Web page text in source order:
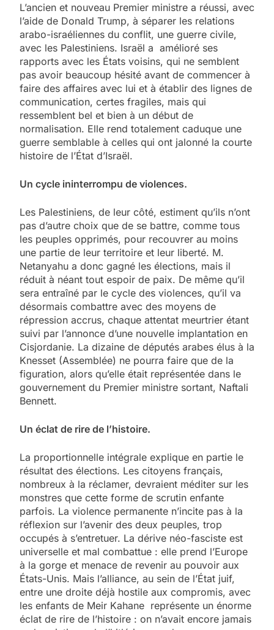
L’ancien et nouveau Premier ministre a réussi, avec
l’aide de Donald Trump, à séparer les relations
arabo-israéliennes du conflit, une guerre civile,
avec les Palestiniens. Israël a amélioré ses
rapports avec les États voisins, qui ne semblent
pas avoir beaucoup hésité avant de commencer à
faire des affaires avec lui et à établir des lignes de
communication, certes fragiles, mais qui
ressemblent bel et bien à un début de
normalisation. Elle rend totalement caduque une
guerre semblable à celles qui ont jalonné la courte
histoire de l’État d’Israël.
Un cycle ininterrompu de violences.
Les Palestiniens, de leur côté, estiment qu’ils n’ont
pas d’autre choix que de se battre, comme tous
les peuples opprimés, pour recouvrer au moins
une partie de leur territoire et leur liberté. M.
Netanyahu a donc gagné les élections, mais il
réduit à néant tout espoir de paix. De même qu’il
sera entraîné par le cycle des violences, qu’il va
désormais combattre avec des moyens de
répression accrus, chaque attentat meurtrier étant
suivi par l’annonce d’une nouvelle implantation en
Cisjordanie. La dizaine de députés arabes élus à la
Knesset (Assemblée) ne pourra faire que de la
figuration, alors qu’elle était représentée dans le
gouvernement du Premier ministre sortant, Naftali
Bennett.
Un éclat de rire de l’histoire.
La proportionnelle intégrale explique en partie le
résultat des élections. Les citoyens français,
nombreux à la réclamer, devraient méditer sur les
monstres que cette forme de scrutin enfante
parfois. La violence permanente n’incite pas à la
réflexion sur l’avenir des deux peuples, trop
occupés à s’entretuer. La dérive néo-fasciste est
universelle et mal combattue : elle prend l’Europe
à la gorge et menace de revenir au pouvoir aux
États-Unis. Mais l’alliance, au sein de l’État juif,
entre une droite déjà hostile aux compromis, avec
les enfants de Meir Kahane représente un énorme
éclat de rire de l’histoire : on n’avait encore jamais